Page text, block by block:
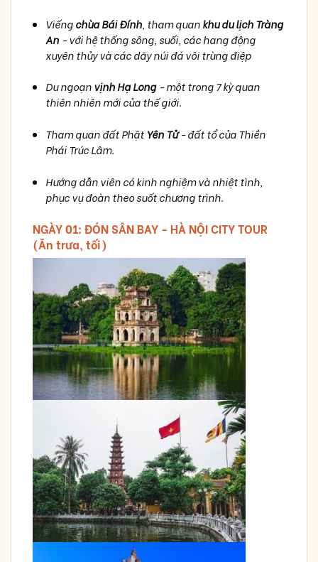
Viếngchùa Bái Đính , tham quankhu du lịch Tràng
An - với hệ thống sông, suối, các hang động
xuyên thủy và các dãy núi đá vôi trùng điệp
Du ngoạnvịnh Hạ Long- một trong 7 kỳ quan
thiên nhiên mới của thế giới.
Tham quan đất Phật Yên Tử- đất tổ của Thiền
Phái Trúc Lâm.
Hướng dẫn viên có kinh nghiệm và nhiệt tình,
phục vụ đoàn theo suốt chương trình.
NGÀY 01: ĐÓN SÂN BAY - HÀ NỘI CITY TOUR
(Ăn trưa, tối)